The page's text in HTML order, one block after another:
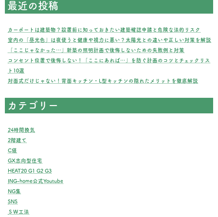
ー
ジ
送
最近の投稿
カーポートは建築物？設置前に知っておきたい建築確認申請と危険な法的リスク
室内の「昼光色」は夜使うと健康や視力に悪い？太陽光との違いや正しい対策を解説
「ここじゃなかった…」新築の照明計画で後悔しないための失敗例と対策
コンセント位置で後悔しない！「ここにあれば…」を防ぐ計画のコツとチェックリス
ト10選
対面式だけじゃない！背面キッチン・L型キッチンの隠れたメリットを徹底解説
カテゴリー
24時間換気
2階建て
C値
GX志向型住宅
HEAT20 G1 G2 G3
ING-home公式Youtube
NG集
SNS
ＳＷ工法